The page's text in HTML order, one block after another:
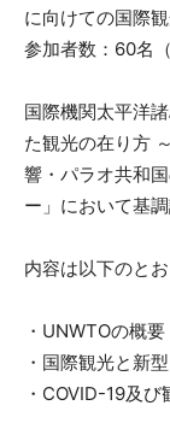
に向けての国際
参加者数：60名
国際機関太平洋
た観光の在り方
響・パラオ共和
ー」において基
内容は以下のとお
・UNWTOの概要
・国際観光と新
・COVID-19及